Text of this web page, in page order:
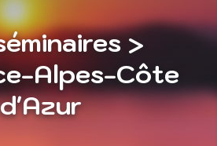
>
Alpes-Côte
d'Azur